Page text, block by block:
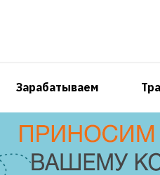
Зарабатываем